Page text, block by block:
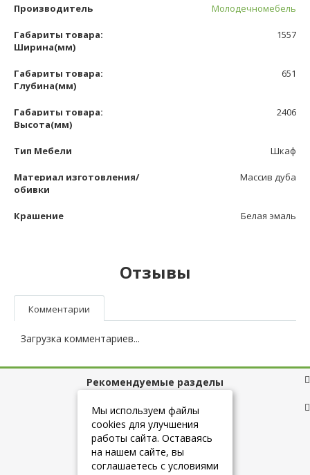
Производитель Молодечномебель
Габариты товара:
Ширина(мм)
1557
Габариты товара:
Глубина(мм)
651
Габариты товара:
Высота(мм)
2406
Тип Мебели Шкаф
Материал изготовления/
обивки
Массив дуба
Крашение Белая эмаль
Отзывы
Комментарии
Загрузка комментариев...
Рекомендуемые разделы
Полезные ссылки
+7 (925) 084-10-60
Мы используем файлы
cookies для улучшения
работы сайта. Оставаясь
на нашем сайте, вы
соглашаетесь с условиями